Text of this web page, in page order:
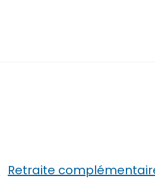
Retraite